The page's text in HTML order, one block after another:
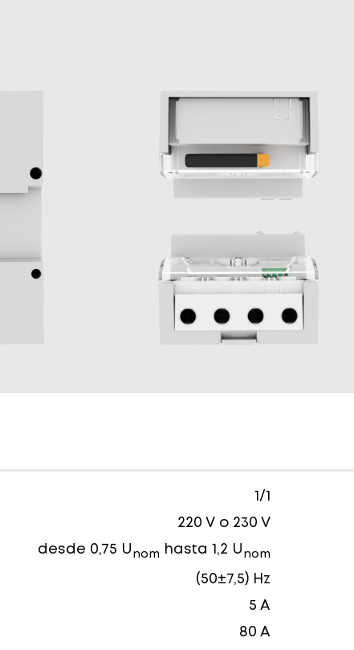
1/1
220 V o 230 V
desde 0,75 U nom hasta 1,2 U nom
(50±7,5) Hz
5 A
80 A